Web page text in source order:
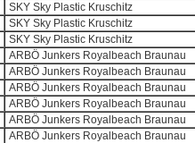
SKY Sky Plastic Kruschitz
SKY Sky Plastic Kruschitz
SKY Sky Plastic Kruschitz
ARBÖ Junkers Royalbeach Braunau
ARBÖ Junkers Royalbeach Braunau
ARBÖ Junkers Royalbeach Braunau
ARBÖ Junkers Royalbeach Braunau
ARBÖ Junkers Royalbeach Braunau
ARBÖ Junkers Royalbeach Braunau